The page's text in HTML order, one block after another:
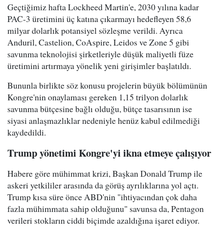
Geçtiğimiz hafta Lockheed Martin'e, 2030 yılına kadar
PAC-3 üretimini üç katına çıkarmayı hedefleyen 58,6
milyar dolarlık potansiyel sözleşme verildi. Ayrıca
Anduril, Castelion, CoAspire, Leidos ve Zone 5 gibi
savunma teknolojisi şirketleriyle düşük maliyetli füze
üretimini artırmaya yönelik yeni girişimler başlatıldı.
Bununla birlikte söz konusu projelerin büyük bölümünün
Kongre'nin onaylaması gereken 1,15 trilyon dolarlık
savunma bütçesine bağlı olduğu, bütçe tasarısının ise
siyasi anlaşmazlıklar nedeniyle henüz kabul edilmediği
kaydedildi.
Trump yönetimi Kongre'yi ikna etmeye çalışıyor
Habere göre mühimmat krizi, Başkan Donald Trump ile
askeri yetkililer arasında da görüş ayrılıklarına yol açtı.
Trump kısa süre önce ABD'nin "ihtiyacından çok daha
fazla mühimmata sahip olduğunu" savunsa da, Pentagon
verileri stokların ciddi biçimde azaldığına işaret ediyor.